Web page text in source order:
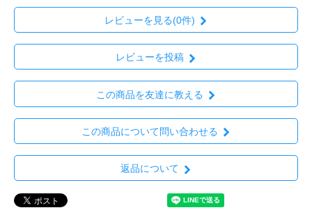
レビューを見る(0件)
レビューを投稿
この商品を友達に教える
この商品について問い合わせる
返品について